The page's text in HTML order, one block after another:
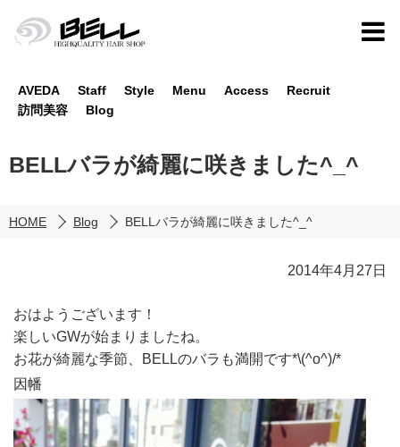
AVEDA Staff Style Menu Access
Recruit
訪問美容
Blog
BELLバラが綺麗に咲きました^_^
HOME Blog BELLバラが綺麗に咲きました^_^
2014年4月27日
おはようございます！
楽しいGWが始まりましたね。
お花が綺麗な季節、BELLのバラも満開です*\(^o^)/*
因幡